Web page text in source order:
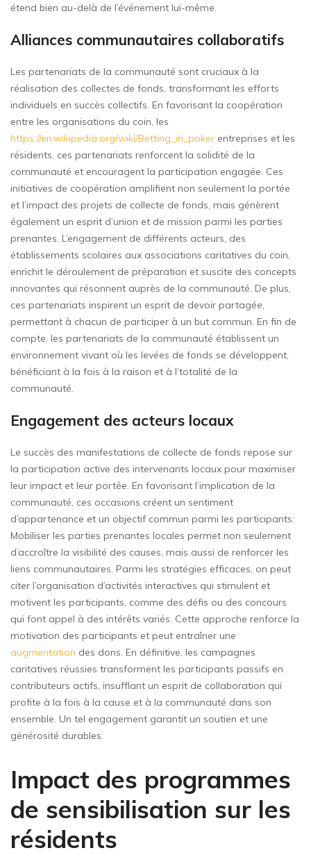
étend bien au-delà de l’événement lui-même.
Alliances communautaires collaboratifs
Les partenariats de la communauté sont cruciaux à la
réalisation des collectes de fonds, transformant les efforts
individuels en succès collectifs. En favorisant la coopération
entre les organisations du coin, les
https://en.wikipedia.org/wiki/Betting_in_poker entreprises et les
résidents, ces partenariats renforcent la solidité de la
communauté et encouragent la participation engagée. Ces
initiatives de coopération amplifient non seulement la portée
et l’impact des projets de collecte de fonds, mais génèrent
également un esprit d’union et de mission parmi les parties
prenantes. L’engagement de différents acteurs, des
établissements scolaires aux associations caritatives du coin,
enrichit le déroulement de préparation et suscite des concepts
innovantes qui résonnent auprès de la communauté. De plus,
ces partenariats inspirent un esprit de devoir partagée,
permettant à chacun de participer à un but commun. En fin de
compte, les partenariats de la communauté établissent un
environnement vivant où les levées de fonds se développent,
bénéficiant à la fois à la raison et à l’totalité de la
communauté.
Engagement des acteurs locaux
Le succès des manifestations de collecte de fonds repose sur
la participation active des intervenants locaux pour maximiser
leur impact et leur portée. En favorisant l’implication de la
communauté, ces occasions créent un sentiment
d’appartenance et un objectif commun parmi les participants.
Mobiliser les parties prenantes locales permet non seulement
d’accroître la visibilité des causes, mais aussi de renforcer les
liens communautaires. Parmi les stratégies efficaces, on peut
citer l’organisation d’activités interactives qui stimulent et
motivent les participants, comme des défis ou des concours
qui font appel à des intérêts variés. Cette approche renforce la
motivation des participants et peut entraîner une
augmentation des dons. En définitive, les campagnes
caritatives réussies transforment les participants passifs en
contributeurs actifs, insufflant un esprit de collaboration qui
profite à la fois à la cause et à la communauté dans son
ensemble. Un tel engagement garantit un soutien et une
générosité durables.
Impact des programmes
de sensibilisation sur les
résidents